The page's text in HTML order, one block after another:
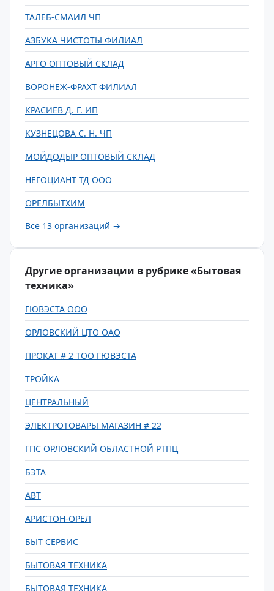
ТАЛЕБ-СМАИЛ ЧП
АЗБУКА ЧИСТОТЫ ФИЛИАЛ
АРГО ОПТОВЫЙ СКЛАД
ВОРОНЕЖ-ФРАХТ ФИЛИАЛ
КРАСИЕВ Д. Г. ИП
КУЗНЕЦОВА С. Н. ЧП
МОЙДОДЫР ОПТОВЫЙ СКЛАД
НЕГОЦИАНТ ТД ООО
ОРЕЛБЫТХИМ
Все 13 организаций →
Другие организации в рубрике «Бытовая
техника»
ГЮВЭСТА ООО
ОРЛОВСКИЙ ЦТО ОАО
ПРОКАТ # 2 ТОО ГЮВЭСТА
ТРОЙКА
ЦЕНТРАЛЬНЫЙ
ЭЛЕКТРОТОВАРЫ МАГАЗИН # 22
ГПС ОРЛОВСКИЙ ОБЛАСТНОЙ РТПЦ
БЭТА
АВТ
АРИСТОН-ОРЕЛ
БЫТ СЕРВИС
БЫТОВАЯ ТЕХНИКА
БЫТОВАЯ ТЕХНИКА